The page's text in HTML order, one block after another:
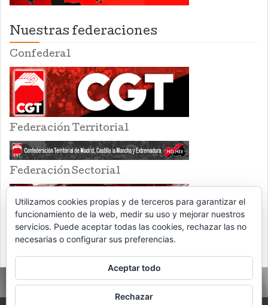
Nuestras federaciones
Confederal
Federación Territorial
Federación Sectorial
Utilizamos cookies propias y de terceros para garantizar el
funcionamiento de la web, medir su uso y mejorar nuestros
servicios. Puede aceptar todas las cookies, rechazar las no
necesarias o configurar sus preferencias.
Aceptar todo
Rechazar